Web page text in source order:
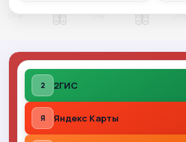
2 2ГИС
Я Яндекс Карты